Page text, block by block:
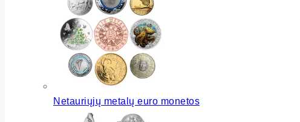
Netauriųjų metalų euro monetos